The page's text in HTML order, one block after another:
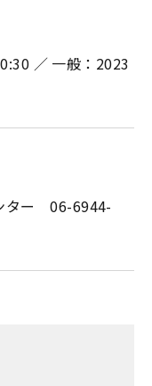
／ 一般：2023
ター 06-6944-